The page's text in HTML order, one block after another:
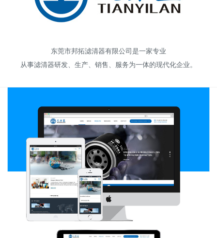
高端网站建设
东莞市邦拓滤清器有限公司是一家专业
从事滤清器研发、生产、销售、服务为一体的现代化企业。